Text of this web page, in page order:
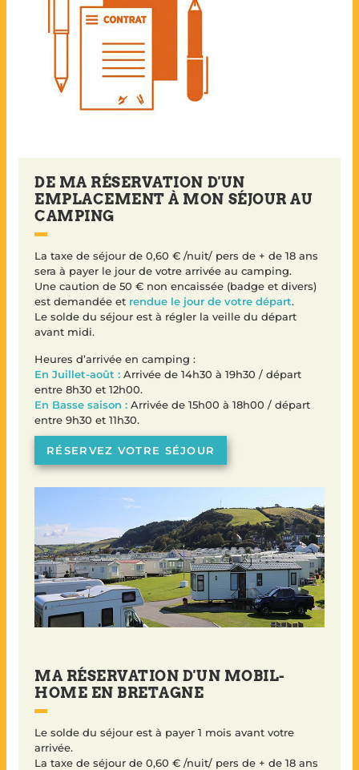
DE MA RÉSERVATION D'UN
EMPLACEMENT À MON SÉJOUR AU
CAMPING
La taxe de séjour de 0,60 € /nuit/ pers de + de 18 ans
sera à payer le jour de votre arrivée au camping.
Une caution de 50 € non encaissée (badge et divers)
est demandée et rendue le jour de votre départ.
Le solde du séjour est à régler la veille du départ
avant midi.
Heures d’arrivée en camping :
En Juillet-août : Arrivée de 14h30 à 19h30 / départ
entre 8h30 et 12h00.
En Basse saison : Arrivée de 15h00 à 18h00 / départ
entre 9h30 et 11h30.
RÉSERVEZ VOTRE SÉJOUR
MA RÉSERVATION D'UN MOBIL-
HOME EN BRETAGNE
Le solde du séjour est à payer 1 mois avant votre
arrivée.
La taxe de séjour de 0,60 € /nuit/ pers de + de 18 ans